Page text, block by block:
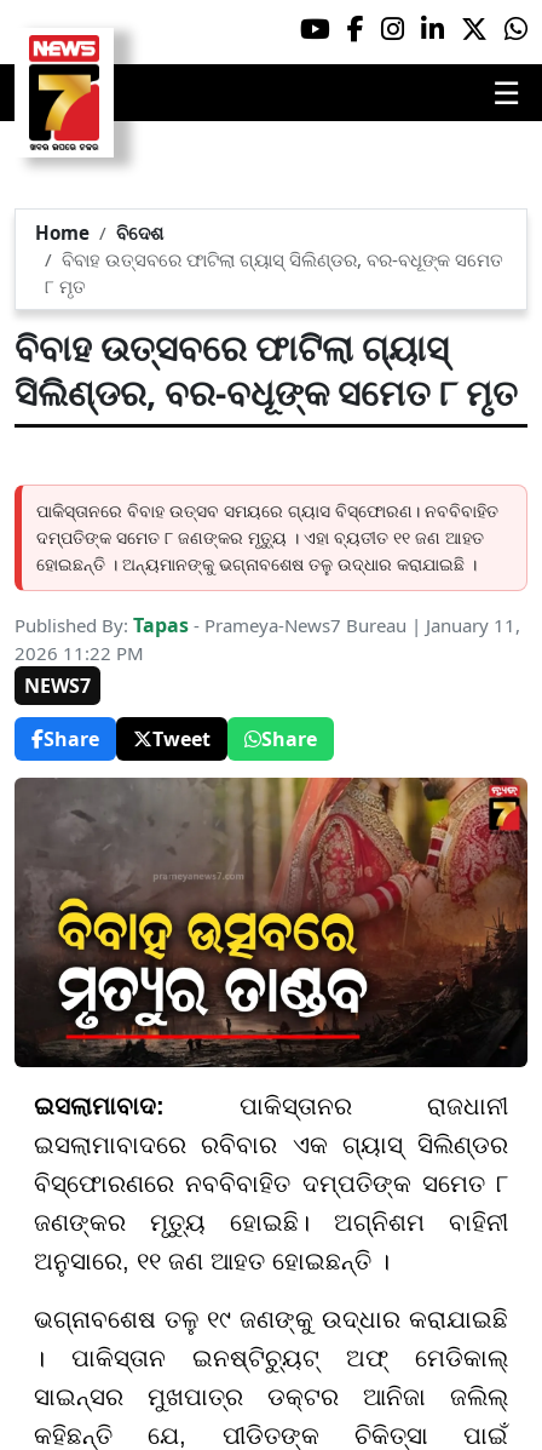
☰
Home
ବିଦେଶ
ବିବାହ ଉତ୍ସବରେ ଫାଟିଲା ଗ୍ୟାସ୍ ସିଲିଣ୍ଡର, ବର-ବଧୂଙ୍କ ସମେତ
୮ ମୃତ
ବିବାହ ଉତ୍ସବରେ ଫାଟିଲା ଗ୍ୟାସ୍
ସିଲିଣ୍ଡର, ବର-ବଧୂଙ୍କ ସମେତ ୮ ମୃତ
ପାକିସ୍ତାନରେ ବିବାହ ଉତ୍ସବ ସମୟରେ ଗ୍ୟାସ ବିସ୍ଫୋରଣ। ନବବିବାହିତ
ଦମ୍ପତିଙ୍କ ସମେତ ୮ ଜଣଙ୍କର ମୃତ୍ୟୁ । ଏହା ବ୍ୟତୀତ ୧୧ ଜଣ ଆହତ
ହୋଇଛନ୍ତି । ଅନ୍ୟମାନଙ୍କୁ ଭଗ୍ନାବଶେଷ ତଳୁ ଉଦ୍ଧାର କରାଯାଇଛି ।
Published By: Tapas - Prameya-News7 Bureau | January 11,
2026 11:22 PM
NEWS7
Share
Tweet Share
ଇସଲାମାବାଦ: ପାକିସ୍ତାନର ରାଜଧାନୀ
ଇସଲାମାବାଦରେ ରବିବାର ଏକ ଗ୍ୟାସ୍ ସିଲିଣ୍ଡର
ବିସ୍ଫୋରଣରେ ନବବିବାହିତ ଦମ୍ପତିଙ୍କ ସମେତ ୮
ଜଣଙ୍କର ମୃତ୍ୟୁ ହୋଇଛି। ଅଗ୍ନିଶମ ବାହିନୀ
ଅନୁସାରେ, ୧୧ ଜଣ ଆହତ ହୋଇଛନ୍ତି ।
ଭଗ୍ନାବଶେଷ ତଳୁ ୧୯ ଜଣଙ୍କୁ ଉଦ୍ଧାର କରାଯାଇଛି
। ପାକିସ୍ତାନ ଇନଷ୍ଟିଚ୍ୟୁଟ୍ ଅଫ୍ ମେଡିକାଲ୍
ସାଇନ୍ସର ମୁଖପାତ୍ର ଡକ୍ଟର ଆନିଜା ଜଲିଲ୍
କହିଛନ୍ତି ଯେ, ପୀଡିତଙ୍କ ଚିକିତ୍ସା ପାଇଁ